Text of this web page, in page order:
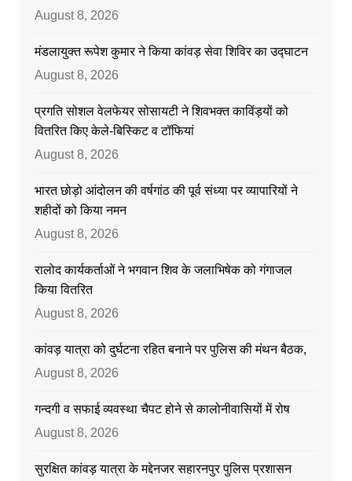
August 8, 2026
मंडलायुक्त रूपेश कुमार ने किया कांवड़ सेवा शिविर का उद्घाटन
August 8, 2026
प्रगति सोशल वेलफेयर सोसायटी ने शिवभक्त काविंड़यों को
वितरित किए केले-बिस्किट व टॉफियां
August 8, 2026
भारत छोड़ो आंदोलन की वर्षगांठ की पूर्व संध्या पर व्यापारियों ने
शहीदों को किया नमन
August 8, 2026
रालोद कार्यकर्ताओं ने भगवान शिव के जलाभिषेक को गंगाजल
किया वितरित
August 8, 2026
कांवड़ यात्रा को दुर्घटना रहित बनाने पर पुलिस की मंथन बैठक,
August 8, 2026
गन्दगी व सफाई व्यवस्था चैपट होने से कालोनीवासियों में रोष
August 8, 2026
सुरक्षित कांवड़ यात्रा के मद्देनजर सहारनपुर पुलिस प्रशासन